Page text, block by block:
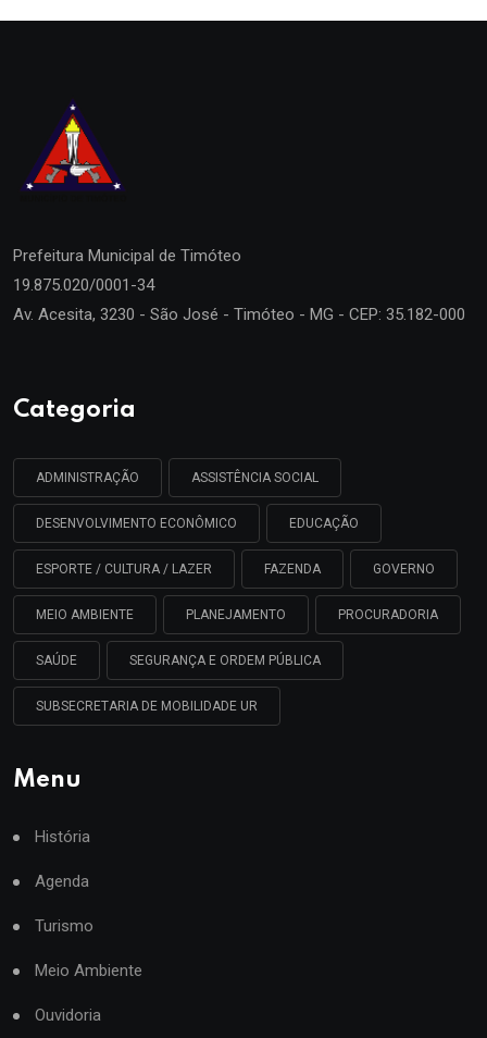
Prefeitura Municipal de Timóteo
19.875.020/0001-34
Av. Acesita, 3230 - São José - Timóteo - MG - CEP: 35.182-000
Categoria
ADMINISTRAÇÃO ASSISTÊNCIA SOCIAL
DESENVOLVIMENTO ECONÔMICO EDUCAÇÃO
ESPORTE / CULTURA / LAZER FAZENDA GOVERNO
MEIO AMBIENTE PLANEJAMENTO PROCURADORIA
SAÚDE SEGURANÇA E ORDEM PÚBLICA
SUBSECRETARIA DE MOBILIDADE UR
Menu
História
Agenda
Turismo
Meio Ambiente
Ouvidoria